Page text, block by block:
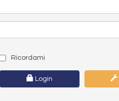
Ricordami
Login